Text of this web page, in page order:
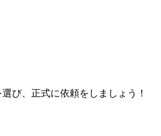
び、正式に依頼をしましょう！